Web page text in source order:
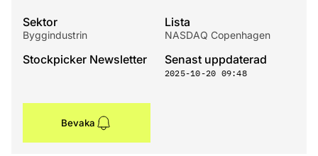
Sektor
Byggindustrin
Lista
NASDAQ Copenhagen
Stockpicker Newsletter Senast uppdaterad
2025-10-20 09:48
Bevaka